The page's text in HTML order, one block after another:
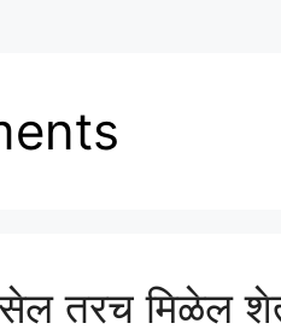
तरच मिळेल